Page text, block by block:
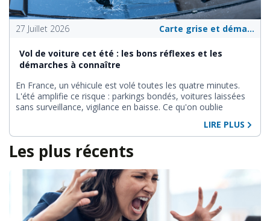
27 Juillet 2026 Carte grise et démarches administratives
Vol de voiture cet été : les bons réflexes et les
démarches à connaître
En France, un véhicule est volé toutes les quatre minutes.
L'été amplifie ce risque : parkings bondés, voitures laissées
sans surveillance, vigilance en baisse. Ce qu'on oublie
s'accumulent vite. Voici tout ce qu'il faut savoir pour prévenir,
comme pour réagir. ## Les méthodes de vol ont
radicalement changé ## Oubliez le crochetage et la tôle
forcée. En 2025, 80 % des vols automobiles s'opèrent sans
effraction physique, via des méthodes électroniques :
interception de signaux de clés intelligentes (relay attack),
neutralisation des systèmes de verrouillage, piratage des
logiciels embarqués sur les véhicules hybrides et électriques.
La voiture la plus volée en France en 2025 est le Toyota
LIRE PLUS
Les plus récents